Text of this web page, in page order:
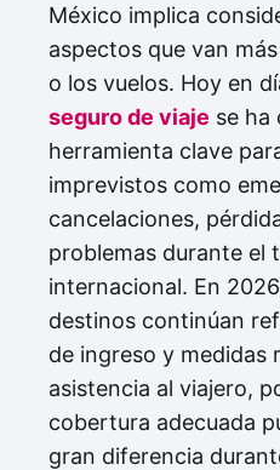
México implica
aspectos que van
o los vuelos. Hoy en
seguro de viaje se ha
herramienta clave
imprevistos como
cancelaciones,
problemas durante el
internacional. En
destinos continúan
de ingreso y medidas
asistencia al viajero,
cobertura adecuada
gran diferencia